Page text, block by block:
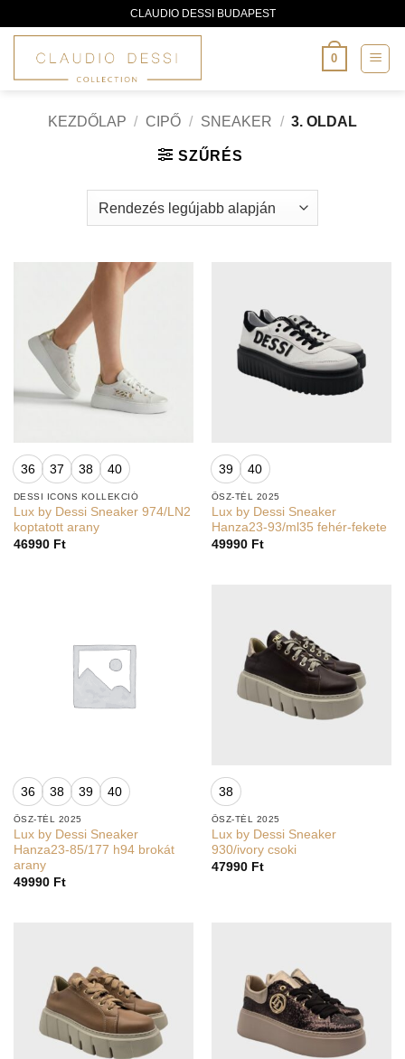
content
CLAUDIO DESSI BUDAPEST
0
KEZDŐLAP / CIPŐ / SNEAKER / 3. OLDAL
SZŰRÉS
36 37 38 40
DESSI ICONS KOLLEKCIÓ
Lux by Dessi Sneaker 974/LN2
koptatott arany
46990 Ft
39 40
ŐSZ-TÉL 2025
Lux by Dessi Sneaker
Hanza23-93/ml35 fehér-fekete
49990 Ft
36 38 39 40
ŐSZ-TÉL 2025
Lux by Dessi Sneaker
Hanza23-85/177 h94 brokát
arany
49990 Ft
38
ŐSZ-TÉL 2025
Lux by Dessi Sneaker
930/ivory csoki
47990 Ft